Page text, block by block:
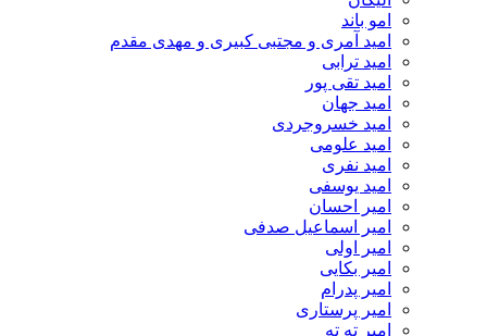
امو باند
امید آمری و مجتبی کبیری و مهدى مقدم
امید ترابی
امید تقی پور
امید جهان
امید خسروجردی
امید علومی
امید نفری
امید یوسفی
امیر احسان
امیر اسماعیل صدفی
امیر اولی
امیر بکایی
امیر پدرام
امیر پرستاری
امیر ته ته